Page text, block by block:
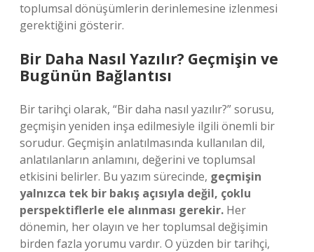
toplumsal dönüşümlerin derinlemesine izlenmesi
gerektiğini gösterir.
Bir Daha Nasıl Yazılır? Geçmişin ve
Bugünün Bağlantısı
Bir tarihçi olarak, “Bir daha nasıl yazılır?” sorusu,
geçmişin yeniden inşa edilmesiyle ilgili önemli bir
sorudur. Geçmişin anlatılmasında kullanılan dil,
anlatılanların anlamını, değerini ve toplumsal
etkisini belirler. Bu yazım sürecinde, geçmişin
yalnızca tek bir bakış açısıyla değil, çoklu
perspektiflerle ele alınması gerekir. Her
dönemin, her olayın ve her toplumsal değişimin
birden fazla yorumu vardır. O yüzden bir tarihçi,